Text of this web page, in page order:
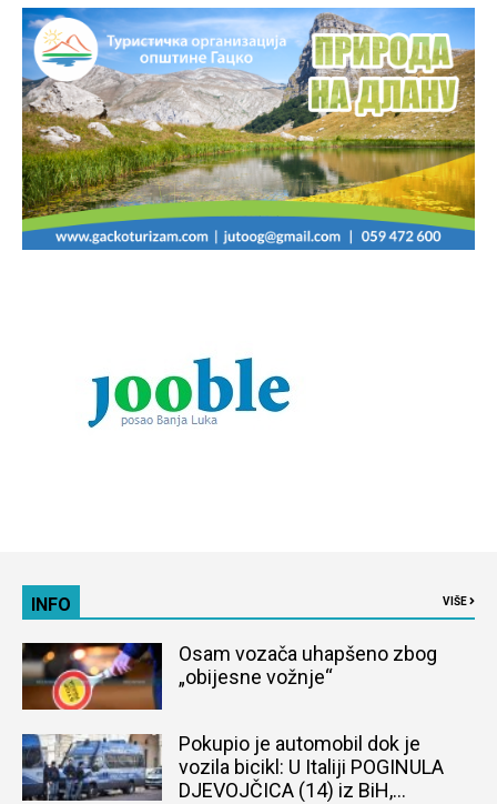
INFO VIŠE
Osam vozača uhapšeno zbog
„obijesne vožnje“
Pokupio je automobil dok je
vozila bicikl: U Italiji POGINULA
DJEVOJČICA (14) iz BiH,